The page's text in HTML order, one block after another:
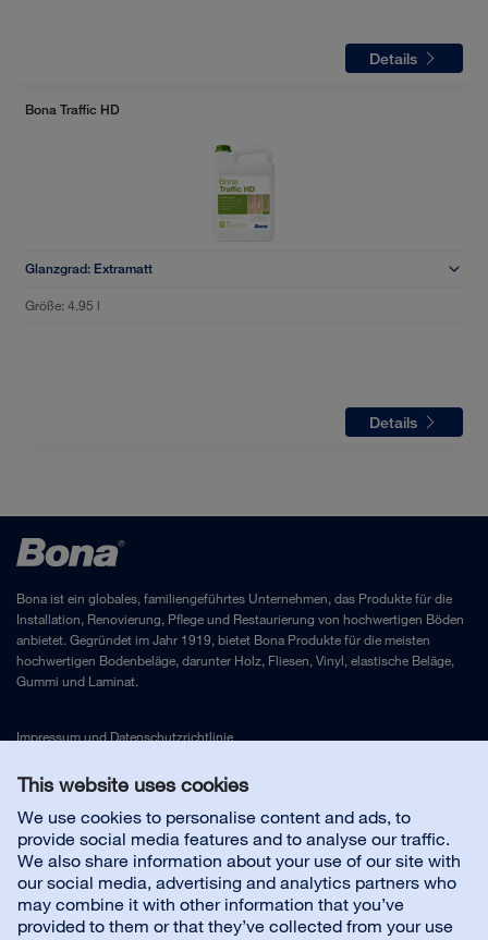
This website uses cookies
We use cookies to personalise content and ads, to
provide social media features and to analyse our traffic.
We also share information about your use of our site with
our social media, advertising and analytics partners who
may combine it with other information that you’ve
provided to them or that they’ve collected from your use
Details
Bona Traffic HD
Glanzgrad: Extramatt
Größe: 4.95 l
Details
Bona ist ein globales, familiengeführtes Unternehmen, das Produkte für die
Installation, Renovierung, Pflege und Restaurierung von hochwertigen Böden
anbietet. Gegründet im Jahr 1919, bietet Bona Produkte für die meisten
hochwertigen Bodenbeläge, darunter Holz, Fliesen, Vinyl, elastische Beläge,
Gummi und Laminat.
Impressumund Datenschutzrichtlinie
Kontakt
Kundenservice